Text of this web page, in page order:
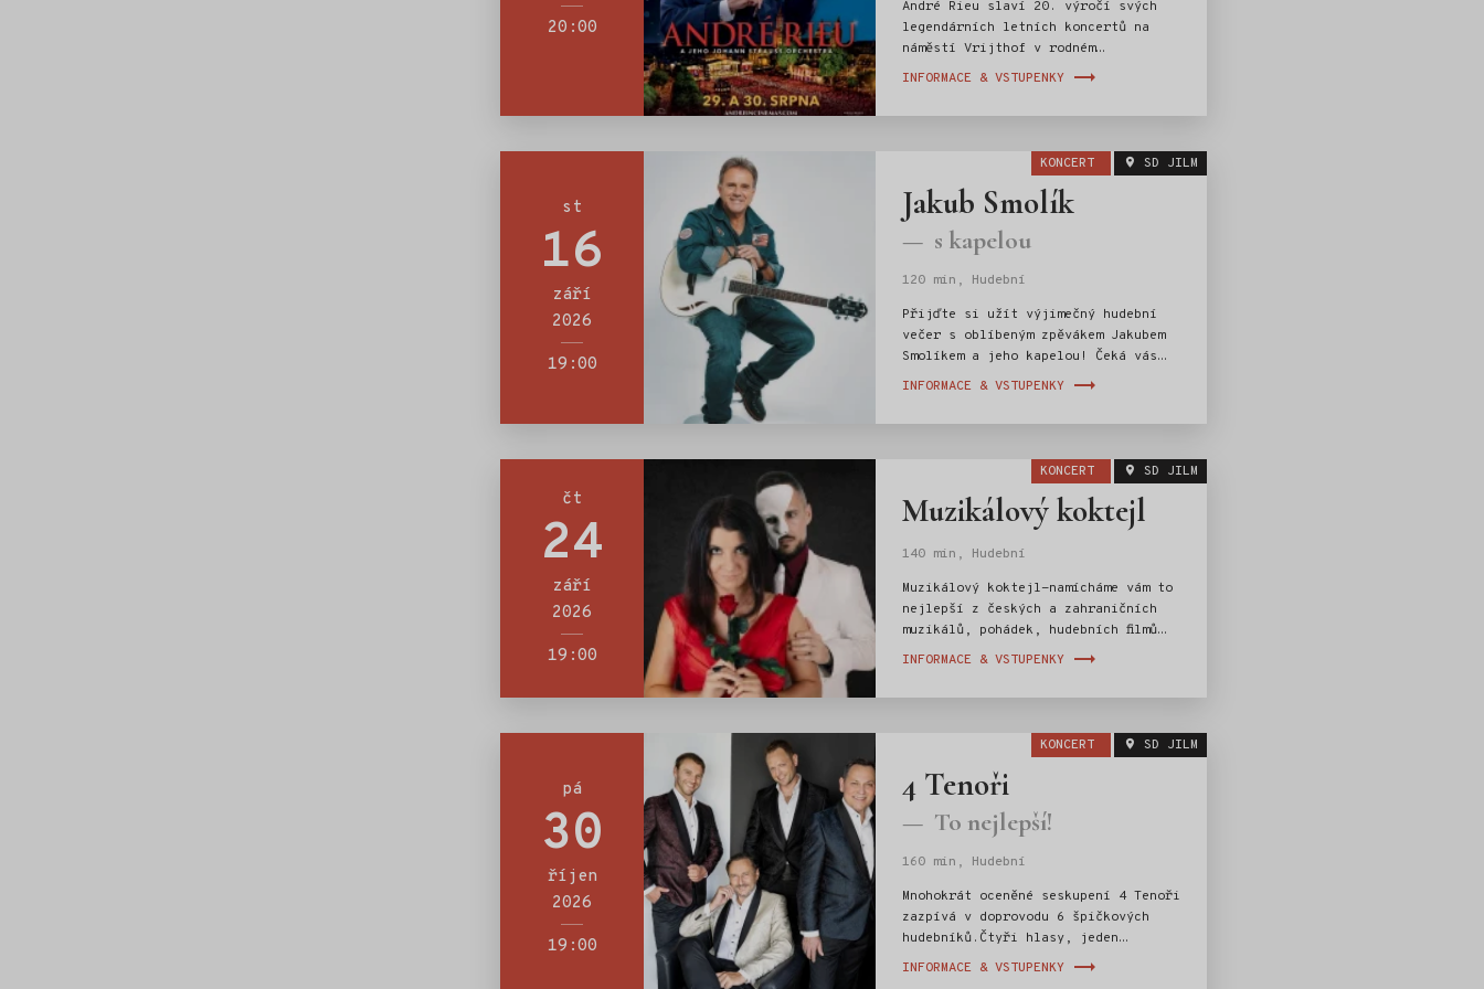
20:00
André Rieu slaví 20. výročí svých
legendárních letních koncertů na
náměstí Vrijthof v rodném
Maastrichtu. Jubilejní program Viva
nezapomenutelných koncertních
INFORMACE & VSTUPENKY
st
16
září
2026
19:00
KONCERT SD JILM
Jakub Smolík
s kapelou
120 min, Hudební
Štítky:
Přijďte si užít výjimečný hudební
večer s oblíbeným zpěvákem Jakubem
Smolíkem a jeho kapelou! Čeká vás
koncert plný emocí, krásných melodií
hudebním zážitkem v srdci Jilemnice.
INFORMACE & VSTUPENKY
čt
24
září
2026
19:00
KONCERT SD JILM
Muzikálový koktejl
140 min, Hudební
Štítky:
Muzikálový koktejl-namícháme vám to
nejlepší z českých a zahraničních
muzikálů, pohádek, hudebních filmů
a seriálů.
INFORMACE & VSTUPENKY
pá
30
říjen
2026
19:00
KONCERT SD JILM
4 Tenoři
To nejlepší!
160 min, Hudební
Štítky:
Mnohokrát oceněné seskupení 4 Tenoři
zazpívá v doprovodu 6 špičkových
hudebníků.Čtyři hlasy, jeden
nezapomenutelný večer!
INFORMACE & VSTUPENKY